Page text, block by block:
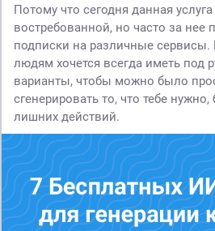
Потому что сегодня данная
востребованной, но часто за нее
подписки на различные
людям хочется всегда иметь под
варианты, чтобы можно было
сгенерировать то, что тебе
лишних действий.